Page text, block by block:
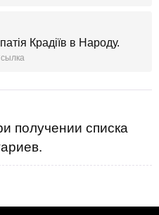
Крадіїв в Народу.
получении списка